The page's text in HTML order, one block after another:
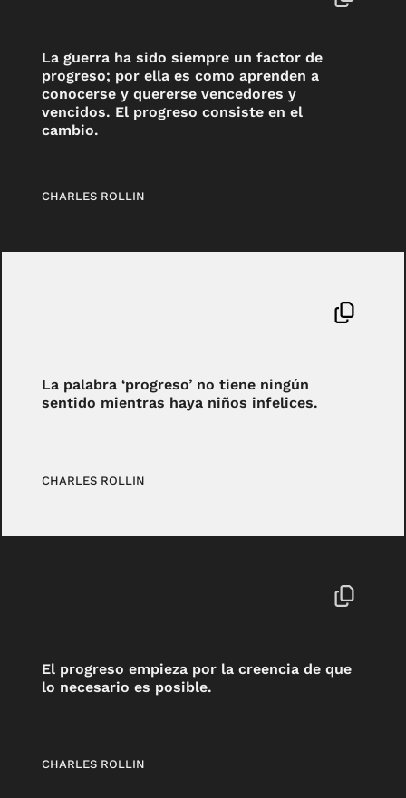
La guerra ha sido siempre un factor de
progreso; por ella es como aprenden a
conocerse y quererse vencedores y
vencidos. El progreso consiste en el
cambio.
CHARLES ROLLIN
La palabra ‘progreso’ no tiene ningún
sentido mientras haya niños infelices.
CHARLES ROLLIN
El progreso empieza por la creencia de que
lo necesario es posible.
CHARLES ROLLIN